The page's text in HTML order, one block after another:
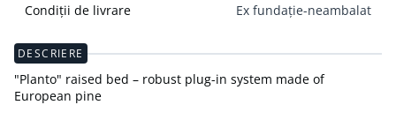
Condiții de livrare Ex fundație-neambalat
DESCRIERE
"Planto" raised bed – robust plug-in system made of
European pine